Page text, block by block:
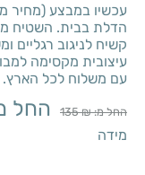
הדלת בבית. השטיח
קשיח לניגוב
עיצובית מקסימה
עם משלוח לכל הארץ.
החל מ: 135₪ החל
מידה